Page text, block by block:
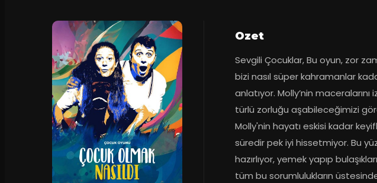
Ozet
Sevgili Çocuklar, Bu oyun, zor
bizi nasıl süper kahramanlar
anlatıyor. Molly’nin
türlü zorluğu aşabileceğimizi
Molly'nin hayatı eskisi kadar
süredir pek iyi hissetmiyor. Bu
hazırlıyor, yemek yapıp
tüm bu sorumlulukların